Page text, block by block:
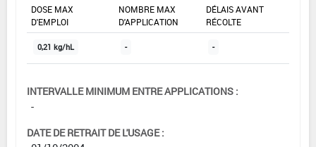
DOSE MAX
D'EMPLOI
NOMBRE MAX
D'APPLICATION
DÉLAIS AVANT
RÉCOLTE
0,21 kg/hL - -
INTERVALLE MINIMUM ENTRE APPLICATIONS :
-
DATE DE RETRAIT DE L'USAGE :